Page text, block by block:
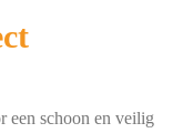
een schoon en veilig